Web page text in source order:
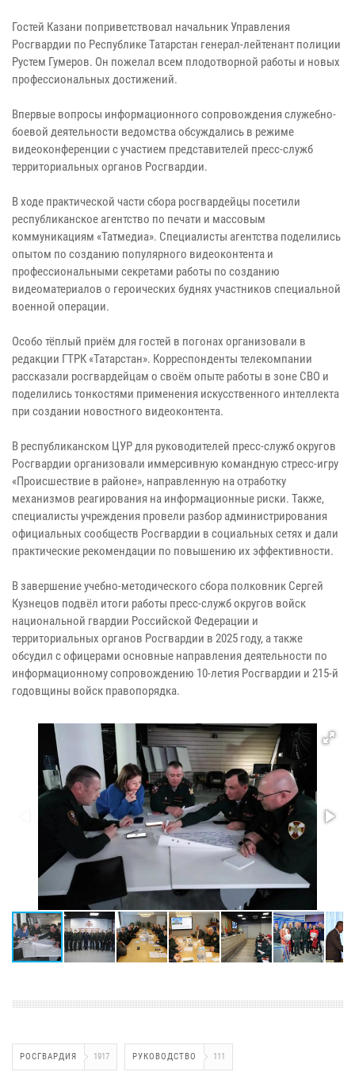
Гостей Казани поприветствовал начальник Управления
Росгвардии по Республике Татарстан генерал-лейтенант полиции
Рустем Гумеров. Он пожелал всем плодотворной работы и новых
профессиональных достижений.
Впервые вопросы информационного сопровождения служебно-
боевой деятельности ведомства обсуждались в режиме
видеоконференции с участием представителей пресс-служб
территориальных органов Росгвардии.
В ходе практической части сбора росгвардейцы посетили
республиканское агентство по печати и массовым
коммуникациям «Татмедиа». Специалисты агентства поделились
опытом по созданию популярного видеоконтента и
профессиональными секретами работы по созданию
видеоматериалов о героических буднях участников специальной
военной операции.
Особо тёплый приём для гостей в погонах организовали в
редакции ГТРК «Татарстан». Корреспонденты телекомпании
рассказали росгвардейцам о своём опыте работы в зоне СВО и
поделились тонкостями применения искусственного интеллекта
при создании новостного видеоконтента.
В республиканском ЦУР для руководителей пресс-служб округов
Росгвардии организовали иммерсивную командную стресс-игру
«Происшествие в районе», направленную на отработку
механизмов реагирования на информационные риски. Также,
специалисты учреждения провели разбор администрирования
официальных сообществ Росгвардии в социальных сетях и дали
практические рекомендации по повышению их эффективности.
В завершение учебно-методического сбора полковник Сергей
Кузнецов подвёл итоги работы пресс-служб округов войск
национальной гвардии Российской Федерации и
территориальных органов Росгвардии в 2025 году, а также
обсудил с офицерами основные направления деятельности по
информационному сопровождению 10-летия Росгвардии и 215-й
годовщины войск правопорядка.
РОСГВАРДИЯ 1917 РУКОВОДСТВО 111